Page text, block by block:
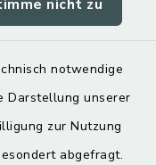
nicht zu
notwendige
Darstellung unserer
zur Nutzung
abgefragt.